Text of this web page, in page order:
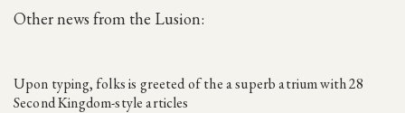
Other news from the Lusion:
Upon typing, folks is greeted of the a superb atrium with 28
Second Kingdom-style articles